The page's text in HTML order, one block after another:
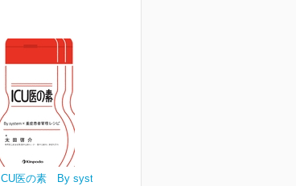
ICU医の素 By system×重